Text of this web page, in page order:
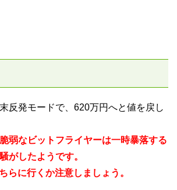
反発モードで、620万円へと値を戻し
弱なビットフライヤーは一時暴落する
がしたようです。
らに行くか注意しましょう。